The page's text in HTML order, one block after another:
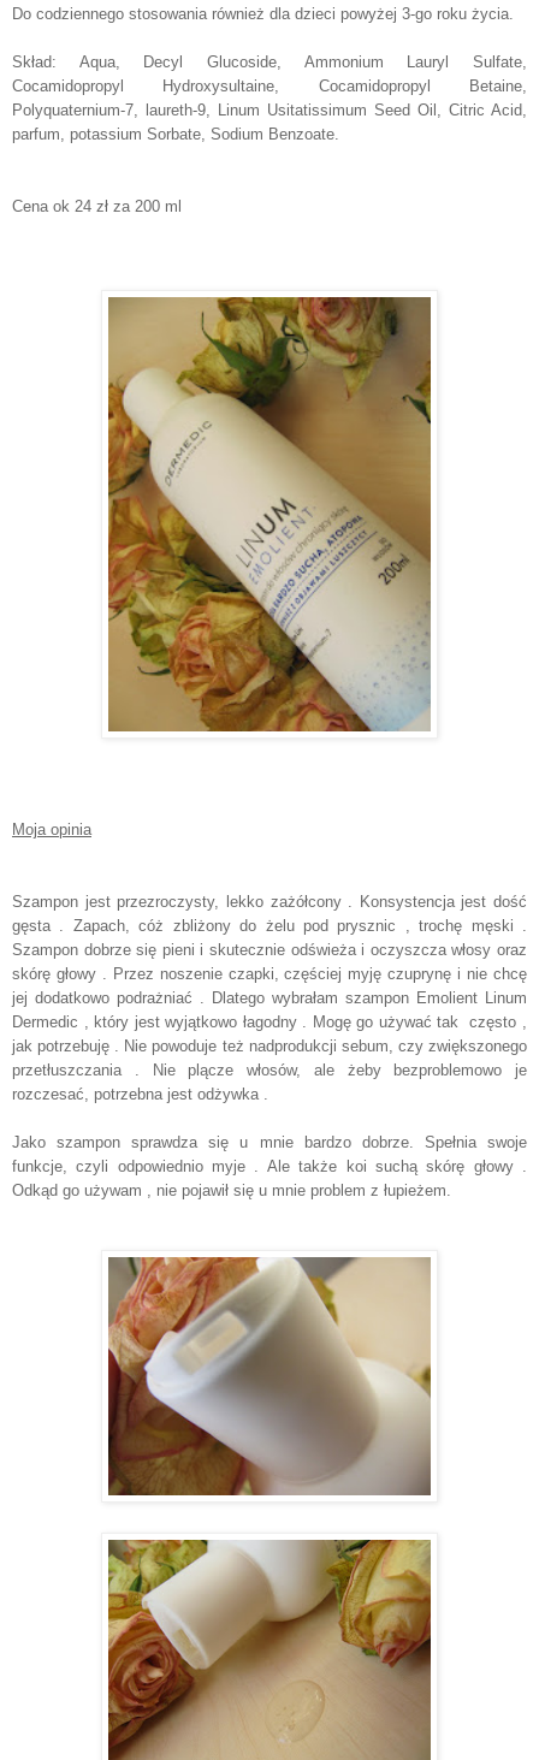
Do codziennego stosowania również dla dzieci powyżej 3-go roku życia.
Skład: Aqua, Decyl Glucoside, Ammonium Lauryl Sulfate,
Cocamidopropyl Hydroxysultaine, Cocamidopropyl Betaine,
Polyquaternium-7, laureth-9, Linum Usitatissimum Seed Oil, Citric Acid,
parfum, potassium Sorbate, Sodium Benzoate.
Cena ok 24 zł za 200 ml
Moja opinia
Szampon jest przezroczysty, lekko zażółcony . Konsystencja jest dość
gęsta . Zapach, cóż zbliżony do żelu pod prysznic , trochę męski .
Szampon dobrze się pieni i skutecznie odświeża i oczyszcza włosy oraz
skórę głowy . Przez noszenie czapki, częściej myję czuprynę i nie chcę
jej dodatkowo podrażniać . Dlatego wybrałam szampon Emolient Linum
Dermedic , który jest wyjątkowo łagodny . Mogę go używać tak często ,
jak potrzebuję . Nie powoduje też nadprodukcji sebum, czy zwiększonego
przetłuszczania . Nie plącze włosów, ale żeby bezproblemowo je
rozczesać, potrzebna jest odżywka .
Jako szampon sprawdza się u mnie bardzo dobrze. Spełnia swoje
funkcje, czyli odpowiednio myje . Ale także koi suchą skórę głowy .
Odkąd go używam , nie pojawił się u mnie problem z łupieżem.